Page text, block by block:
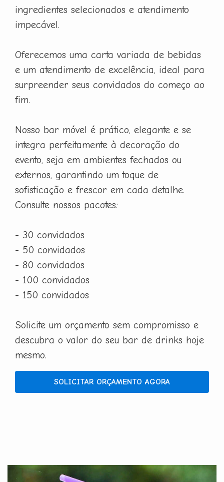
ingredientes selecionados e atendimento
impecável.
Oferecemos uma carta variada de bebidas
e um atendimento de excelência, ideal para
surpreender seus convidados do começo ao
fim.
Nosso bar móvel é prático, elegante e se
integra perfeitamente à decoração do
evento, seja em ambientes fechados ou
externos, garantindo um toque de
sofisticação e frescor em cada detalhe.
Consulte nossos pacotes:
- 30 convidados
- 50 convidados
- 80 convidados
- 100 convidados
- 150 convidados
Solicite um orçamento sem compromisso e
descubra o valor do seu bar de drinks hoje
mesmo.
SOLICITAR ORÇAMENTO AGORA